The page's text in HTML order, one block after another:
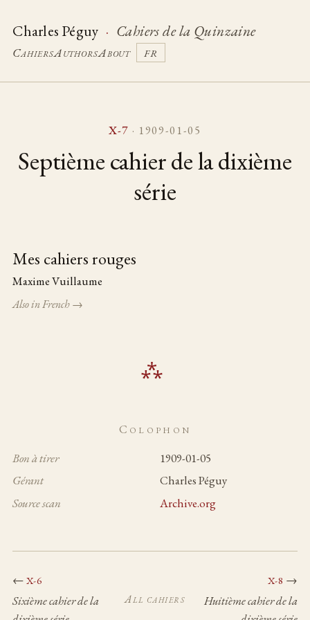
Charles Péguy · Cahiers de la Quinzaine
CahiersAuthorsAbout FR
X-7 · 1909-01-05
Septième cahier de la dixième
série
Table of pieces
Mes cahiers rouges
Maxime Vuillaume
Also in French →
Colophon
Bon à tirer
1909-01-05
Gérant
Charles Péguy
Source scan
Archive.org
←X-6
Sixième cahier de la
All cahiers
X-8 →
Huitième cahier de la